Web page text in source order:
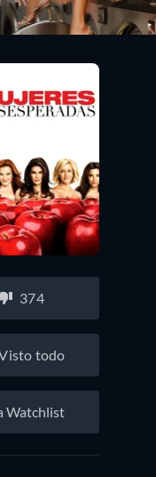
Temporada
24
374
todo
Watchlist